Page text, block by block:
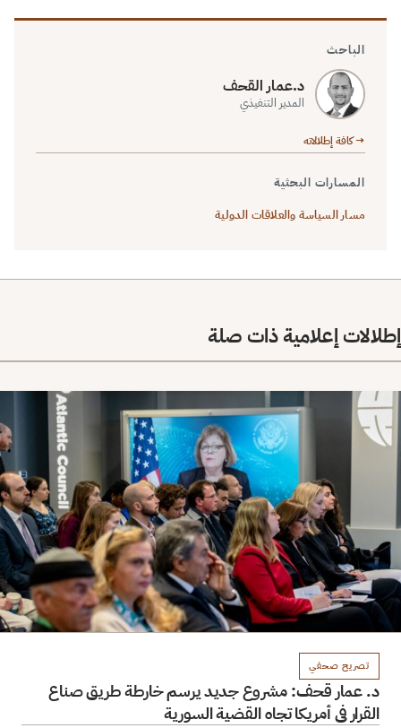
الباحث
د.عمار القحف
المدير التنفيذي
→ كافة إطلالاته
المسارات البحثية
مسار السياسة والعلاقات الدولية
إطلالات إعلامية ذات صلة
تصريح صحفي
د. عمار قحف: مشروع جديد يرسم خارطة طريق صناع
القرار في أمريكا تجاه القضية السورية